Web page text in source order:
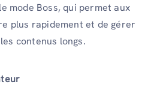
mode Boss, qui permet aux
plus rapidement et de gérer
contenus longs.